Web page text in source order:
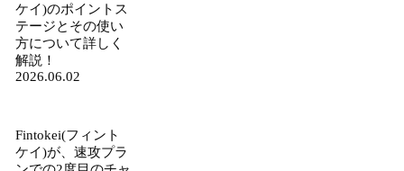
ケイ)のポイントス
テージとその使い
方について詳しく
解説！
2026.06.02
Fintokei(フィント
ケイ)が、速攻プラ